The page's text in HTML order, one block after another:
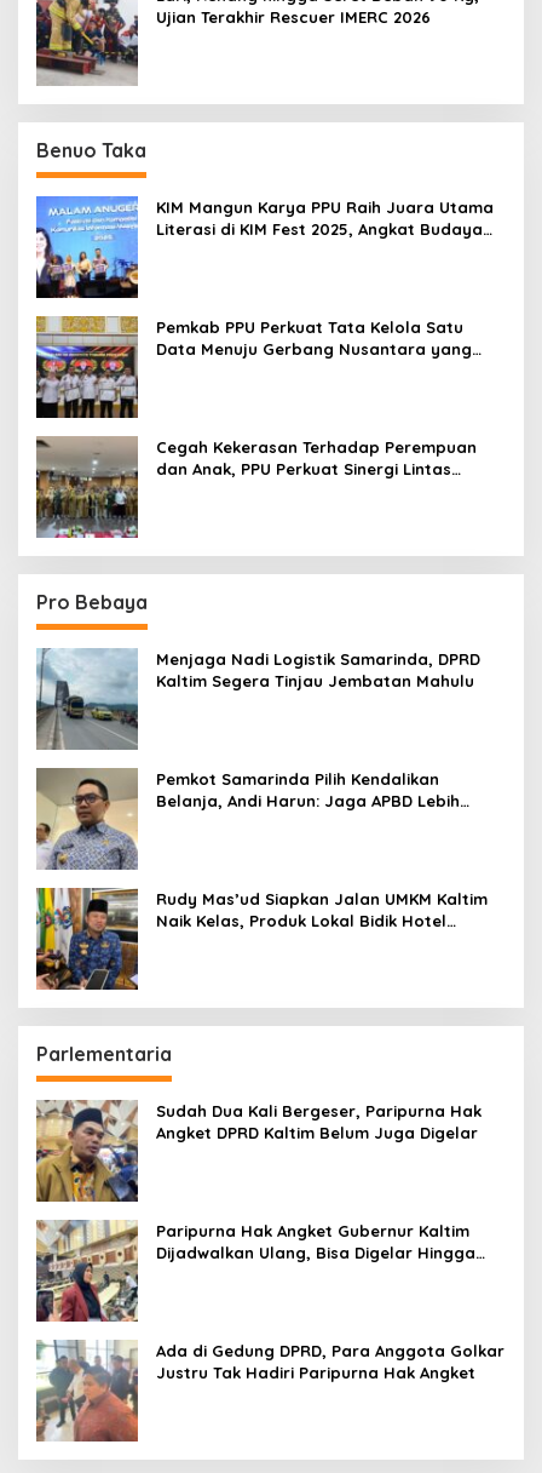
Ujian Terakhir Rescuer IMERC 2026
Benuo Taka
KIM Mangun Karya PPU Raih Juara Utama
Literasi di KIM Fest 2025, Angkat Budaya
Pemkab PPU Perkuat Tata Kelola Satu
Data Menuju Gerbang Nusantara yang
Cegah Kekerasan Terhadap Perempuan
dan Anak, PPU Perkuat Sinergi Lintas
Pro Bebaya
Menjaga Nadi Logistik Samarinda, DPRD
Kaltim Segera Tinjau Jembatan Mahulu
Pemkot Samarinda Pilih Kendalikan
Belanja, Andi Harun: Jaga APBD Lebih
Rudy Mas’ud Siapkan Jalan UMKM Kaltim
Naik Kelas, Produk Lokal Bidik Hotel
Parlementaria
Sudah Dua Kali Bergeser, Paripurna Hak
Angket DPRD Kaltim Belum Juga Digelar
Paripurna Hak Angket Gubernur Kaltim
Dijadwalkan Ulang, Bisa Digelar Hingga
Ada di Gedung DPRD, Para Anggota Golkar
Justru Tak Hadiri Paripurna Hak Angket